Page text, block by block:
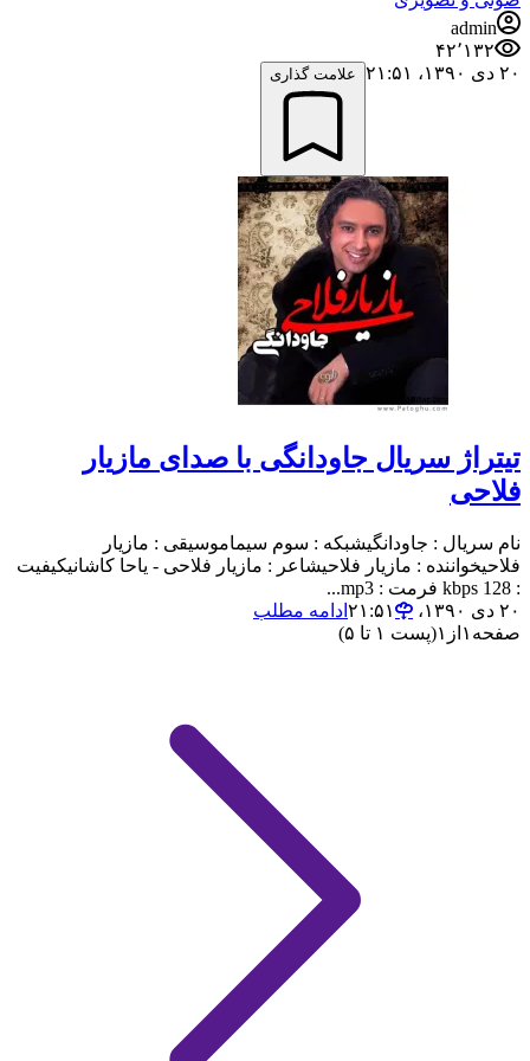
admin
۴۲٬۱۳۲
۲۰ دی ۱۳۹۰،‏ ۲۱:۵۱
علامت گذاری
تیتراژ سریال جاودانگی با صدای مازیار
فلاحی
نام سریال : جاودانگیشبکه : سوم سیماموسیقی : مازیار
فلاحیخواننده : مازیار فلاحیشاعر : مازیار فلاحی - یاحا کاشانیکیفیت
: 128 kbps فرمت : mp3...
۲۰ دی ۱۳۹۰،‏ ۲۱:۵۱
ادامه مطلب
صفحه ۱ از ۱(پست ۱ تا ۵)